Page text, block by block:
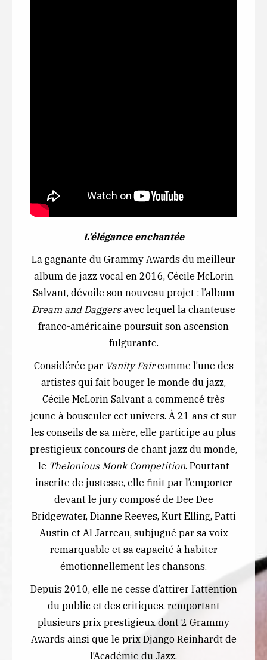
L’élégance enchantée
La gagnante du Grammy Awards du meilleur
album de jazz vocal en 2016, Cécile McLorin
Salvant, dévoile son nouveau projet : l’album
Dream and Daggersavec lequel la chanteuse
franco-américaine poursuit son ascension
fulgurante.
Considérée par Vanity Faircomme l’une des
artistes qui fait bouger le monde du jazz,
Cécile McLorin Salvant a commencé très
jeune à bousculer cet univers. À 21 ans et sur
les conseils de sa mère, elle participe au plus
prestigieux concours de chant jazz du monde,
le Thelonious Monk Competition. Pourtant
inscrite de justesse, elle finit par l’emporter
devant le jury composé de Dee Dee
Bridgewater, Dianne Reeves, Kurt Elling, Patti
Austin et Al Jarreau, subjugué par sa voix
remarquable et sa capacité à habiter
émotionnellement les chansons.
Depuis 2010, elle ne cesse d’attirer l’attention
du public et des critiques, remportant
plusieurs prix prestigieux dont 2 Grammy
Awards ainsi que le prix Django Reinhardt de
l’Académie du Jazz.